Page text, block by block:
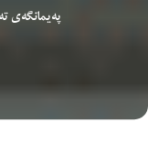
پەیمانگەی تەکنیکی ٢ ساڵی